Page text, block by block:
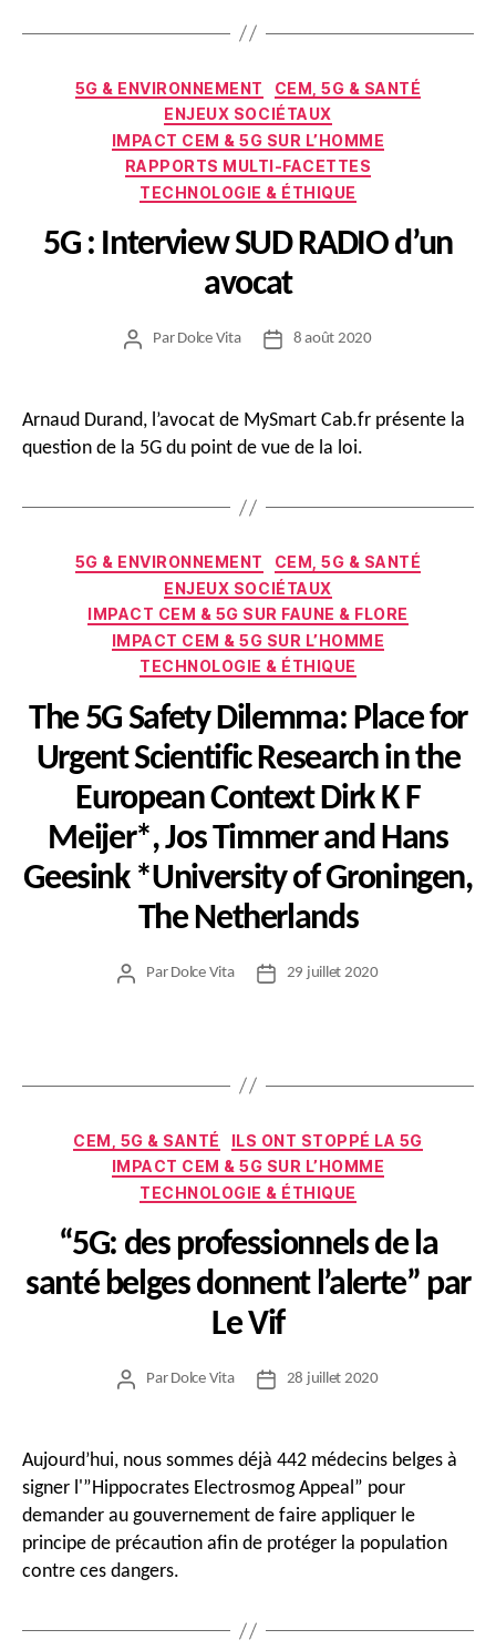
Catégories
5G & ENVIRONNEMENT
CEM, 5G & SANTÉ
ENJEUX SOCIÉTAUX
IMPACT CEM & 5G SUR L’HOMME
RAPPORTS MULTI-FACETTES
TECHNOLOGIE & ÉTHIQUE
5G : Interview SUD RADIO d’un
avocat
Auteur
Par Dolce Vita
Date8 août 2020
Arnaud Durand, l’avocat de MySmart Cab.fr présente la
question de la 5G du point de vue de la loi.
Catégories
5G & ENVIRONNEMENT
CEM, 5G & SANTÉ
ENJEUX SOCIÉTAUX
IMPACT CEM & 5G SUR FAUNE & FLORE
IMPACT CEM & 5G SUR L’HOMME
TECHNOLOGIE & ÉTHIQUE
The 5G Safety Dilemma: Place for
Urgent Scientific Research in the
European Context Dirk K F
Meijer*, Jos Timmer and Hans
Geesink *University of Groningen,
The Netherlands
Auteur
Par Dolce Vita
Date29 juillet 2020
Catégories
CEM, 5G & SANTÉ
ILS ONT STOPPÉ LA 5G
IMPACT CEM & 5G SUR L’HOMME
TECHNOLOGIE & ÉTHIQUE
“5G: des professionnels de la
santé belges donnent l’alerte” par
Le Vif
Auteur
Par Dolce Vita
Date28 juillet 2020
Aujourd’hui, nous sommes déjà 442 médecins belges à
signer l'”Hippocrates Electrosmog Appeal” pour
demander au gouvernement de faire appliquer le
principe de précaution afin de protéger la population
contre ces dangers.